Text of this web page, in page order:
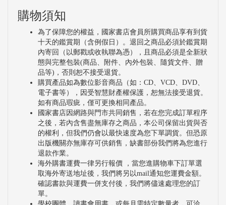
購物須知
為了保障您的權益，國家書店會員所購買商品享有到貨
十天的鑑賞期（含例假日）。退回之商品必須於鑑賞期
內寄回（以郵戳或收執聯為憑），且商品必須是全新狀
態與完整包裝(商品、附件、內外包裝、隨貨文件、贈
品等)，否則恕不接受退貨。
購買產品如為數位影音商品（如：CD、VCD、DVD、
電子書等），因受智慧財產權保護，恕無法接受退貨。
如有商品瑕疵，僅可更換相同產品。
國家書店因網路與門市共同銷售，若在您完成訂單程序
之後，若內含售盡無庫存之商品，本公司保留出貨與否
的權利，但我們仍會以最快速度為您下單調貨。但恐原
出版機關亦無庫存可供銷售，缺書部份我們將為您進行
退款作業。
海外購書運費一律另行報價 ，當您進購物車下訂單選
取海外寄送地址後，我們將另以mail通知您運費金額。
確認書款與運費一併支付後，我們將儘速處理您的訂
單。